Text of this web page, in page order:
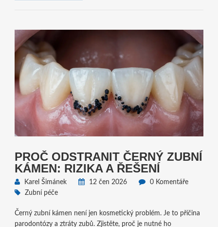
PROČ ODSTRANIT ČERNÝ ZUBNÍ
KÁMEN: RIZIKA A ŘEŠENÍ
Karel Šimánek 12 čen 2026
0 Komentáře
Zubní péče
Černý zubní kámen není jen kosmetický problém. Je to příčina
parodontózy a ztráty zubů. Zjistěte, proč je nutné ho